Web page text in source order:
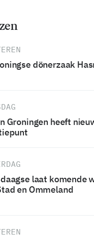
dönerzaak
Groningen heeft
laat komende
en Ommeland